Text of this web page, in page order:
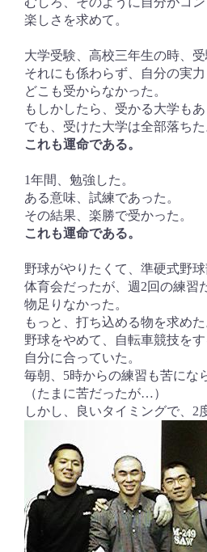
楽しさを求めて。
大学受験、高校三年生の時、
それにも係わらず、自分の実
どこも受からなかった。
もしかしたら、受かる大学もあ
でも、受けた大学は全部落ちた
これも運命である。
1年間、勉強した。
ある意味、試練であった。
その結果、楽勝で受かった。
これも運命である。
野球がやりたくて、準硬式野球
体育会だったが、週2回の練習
物足りなかった。
もっと、打ち込める物を求めた
野球をやめて、自転車競技をす
自分に合っていた。
毎朝、5時からの練習も苦にな
（たまに苦だったが…）
しかし、良いタイミングで、2